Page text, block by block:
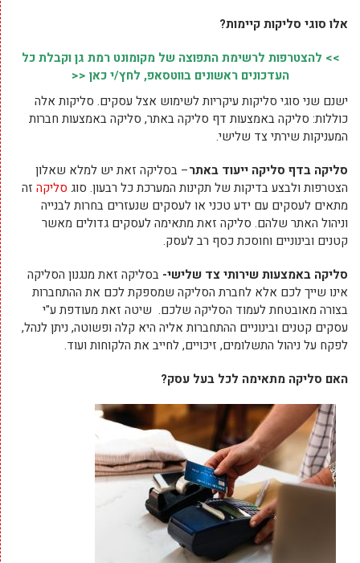
אלו סוגי סליקות קיימות?
>> להצטרפות לרשימת התפוצה של מקומונט רמת גן וקבלת כל
העדכונים ראשונים בווטסאפ, לחץ/י כאן <<
ישנם שני סוגי סליקות עיקריות לשימוש אצל עסקים. סליקות אלה
כוללות: סליקה באמצעות דף סליקה באתר, סליקה באמצעות חברות
המעניקות שירתי צד שלישי.
סליקה בדף סליקה ייעוד באתר– בסליקה זאת יש למלא שאלון
הצטרפות ולבצע בדיקות של תקינות המערכת כל רבעון. סוג סליקה זה
מתאים לעסקים עם ידע טכני או לעסקים שנעזרים בחרות לבנייה
וניהול האתר שלהם. סליקה זאת מתאימה לעסקים גדולים מאשר
קטנים ובינוניים וחוסכת כסף רב לעסק.
סליקה באמצעות שירותי צד שלישי- בסליקה זאת מנגנון הסליקה
אינו שייך לכם אלא לחברת הסליקה שמספקת לכם את ההתחברות
בצורה מאובטחת לעמוד הסליקה שלכם. שיטה זאת מעודפת ע"י
עסקים קטנים ובינוניים ההתחברות אליה היא קלה ופשוטה, ניתן לנהל,
לפקח על ניהול התשלומים, זיכויים, לחייב את הלקוחות ועוד.
האם סליקה מתאימה לכל בעל עסק?